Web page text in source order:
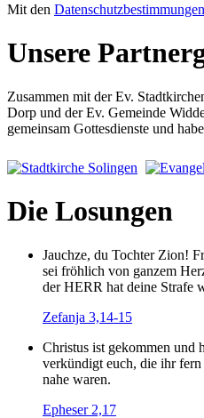
Mit den Datenschutzbestimmungen
Unsere
Zusammen mit der Ev.
Dorp und der Ev. Gemeinde
gemeinsam Gottesdienste und
Die Losungen
Jauchze, du Tochter Zion!
sei fröhlich von ganzem
der HERR hat deine Strafe
Zefanja 3,14-15
Christus ist gekommen und
verkündigt euch, die ihr
nahe waren.
Epheser 2,17